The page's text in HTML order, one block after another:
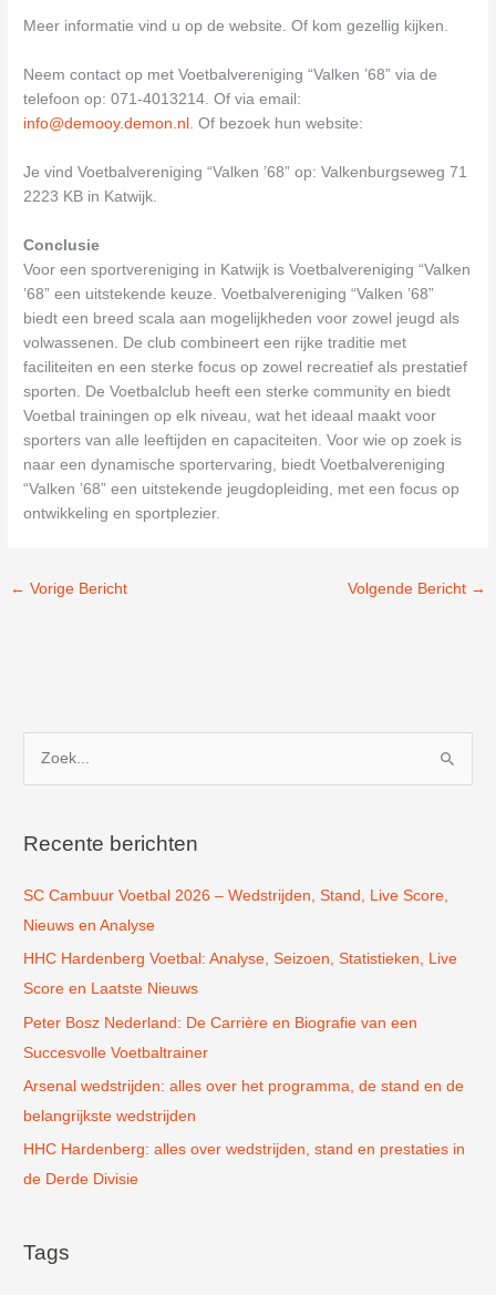
Meer informatie vind u op de website. Of kom gezellig kijken.
Neem contact op met Voetbalvereniging “Valken ’68” via de
telefoon op: 071-4013214. Of via email:
info@demooy.demon.nl . Of bezoek hun website:
Je vind Voetbalvereniging “Valken ’68” op: Valkenburgseweg 71
2223 KB in Katwijk.
Conclusie
Voor een sportvereniging in Katwijk is Voetbalvereniging “Valken
’68” een uitstekende keuze. Voetbalvereniging “Valken ’68”
biedt een breed scala aan mogelijkheden voor zowel jeugd als
volwassenen. De club combineert een rijke traditie met
faciliteiten en een sterke focus op zowel recreatief als prestatief
sporten. De Voetbalclub heeft een sterke community en biedt
Voetbal trainingen op elk niveau, wat het ideaal maakt voor
sporters van alle leeftijden en capaciteiten. Voor wie op zoek is
naar een dynamische sportervaring, biedt Voetbalvereniging
“Valken ’68” een uitstekende jeugdopleiding, met een focus op
ontwikkeling en sportplezier.
← Vorige Bericht Volgende Bericht →
k
a
a
r
:
Recente berichten
SC Cambuur Voetbal 2026 – Wedstrijden, Stand, Live Score,
Nieuws en Analyse
HHC Hardenberg Voetbal: Analyse, Seizoen, Statistieken, Live
Score en Laatste Nieuws
Peter Bosz Nederland: De Carrière en Biografie van een
Succesvolle Voetbaltrainer
Arsenal wedstrijden: alles over het programma, de stand en de
belangrijkste wedstrijden
HHC Hardenberg: alles over wedstrijden, stand en prestaties in
de Derde Divisie
Tags